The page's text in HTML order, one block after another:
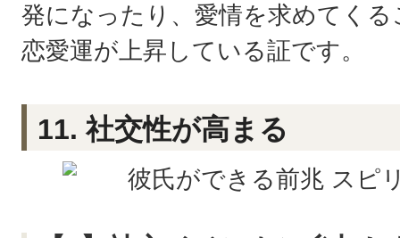
発になったり、愛情を求めてく
恋愛運が上昇している証です。
11. 社交性が高まる